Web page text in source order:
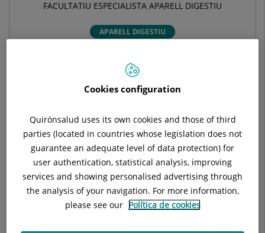
FACULTATIU ESPECIALISTA APARELL DIGESTIU
APARELL DIGESTIU
Demanar hora
hospitals:
Hospital Universitari Dexeus
C/ Sabino Arana, 5-19
08028 Barcelona
Cookies configuration
Quirónsalud uses its own cookies and those of third
parties (located in countries whose legislation does not
guarantee an adequate level of data protection) for
user authentication, statistical analysis, improving
services and showing personalised advertising through
the analysis of your navigation. For more information,
please see our Política de cookies